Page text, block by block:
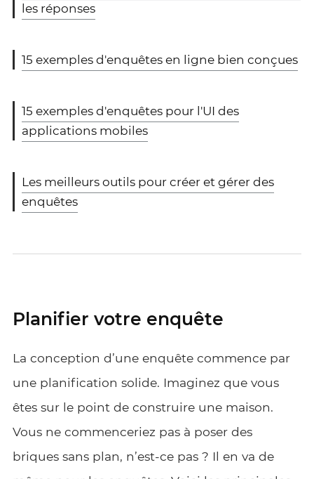
les réponses
15 exemples d'enquêtes en ligne bien conçues
15 exemples d'enquêtes pour l'UI des
applications mobiles
Les meilleurs outils pour créer et gérer des
enquêtes
Planifier votre enquête
La conception d’une enquête commence par
une planification solide. Imaginez que vous
êtes sur le point de construire une maison.
Vous ne commenceriez pas à poser des
briques sans plan, n’est-ce pas ? Il en va de